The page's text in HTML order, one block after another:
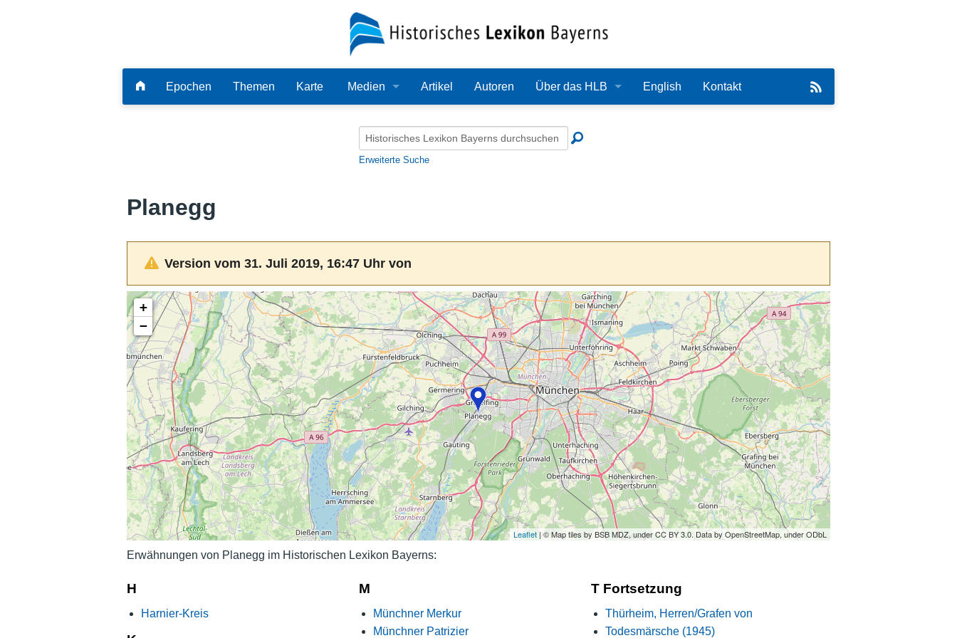
Epochen Themen Karte Medien
Audio
Artikel Autoren Über das HLB
Redaktion
Häufige Fragen
Nutzungshinweise
English Kontakt
Erweiterte Suche
Planegg
Version vom 31. Juli 2019, 16:47 Uhr von
+
−
Leaflet | © Map tiles by BSB MDZ, under CC BY 3.0. Data by OpenStreetMap, under ODbL
Erwähnungen von Planegg im Historischen Lexikon Bayerns:
H
Harnier-Kreis
M
Münchner Merkur
Münchner Patrizier
T Fortsetzung
Thürheim, Herren/Grafen von
Todesmärsche (1945)